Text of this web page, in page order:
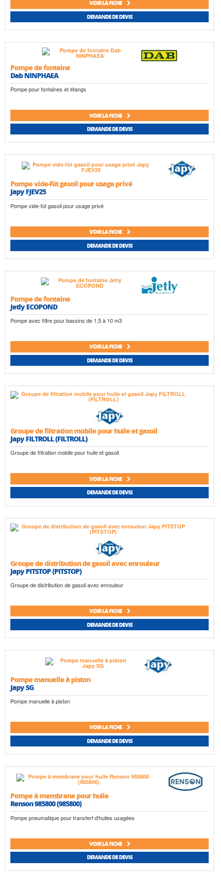
VOIR LA FICHE
DEMANDE DE DEVIS
Pompe de fontaine
Dab NINPHAEA
Pompe pour fontaines et étangs
VOIR LA FICHE
DEMANDE DE DEVIS
Pompe vide-fût gasoil pour usage privé
Japy FJEV25
Pompe vide-fût gasoil pour usage privé
VOIR LA FICHE
DEMANDE DE DEVIS
Pompe de fontaine
Jetly ECOPOND
Pompe avec filtre pour bassins de 1,5 à 10 m3
VOIR LA FICHE
DEMANDE DE DEVIS
Groupe de filtration mobile pour huile et gasoil
Japy FILTROLL (FILTROLL)
Groupe de filtration mobile pour huile et gasoil
VOIR LA FICHE
DEMANDE DE DEVIS
Groupe de distribution de gasoil avec enrouleur
Japy PITSTOP (PITSTOP)
Groupe de distribution de gasoil avec enrouleur
VOIR LA FICHE
DEMANDE DE DEVIS
Pompe manuelle à piston
Japy SG
Pompe manuelle à piston
VOIR LA FICHE
DEMANDE DE DEVIS
Pompe à membrane pour huile
Renson 985800 (985800)
Pompe pneumatique pour transfert d'huiles usagées
VOIR LA FICHE
DEMANDE DE DEVIS